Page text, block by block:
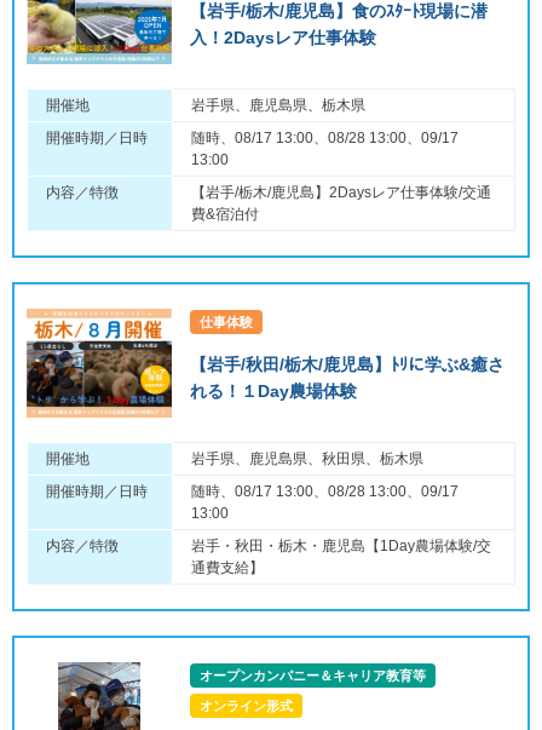
【岩手/栃木/鹿児島】食のｽﾀｰﾄ現場に潜
入！2Daysレア仕事体験
開催地
岩手県、鹿児島県、栃木県
開催時期／日時
随時、08/17 13:00、08/28 13:00、09/17
13:00
内容／特徴
【岩手/栃木/鹿児島】2Daysレア仕事体験/交通
費&宿泊付
仕事体験
【岩手/秋田/栃木/鹿児島】ﾄﾘに学ぶ&癒さ
れる！１Day農場体験
開催地
岩手県、鹿児島県、秋田県、栃木県
開催時期／日時
随時、08/17 13:00、08/28 13:00、09/17
13:00
内容／特徴
岩手・秋田・栃木・鹿児島【1Day農場体験/交
通費支給】
オープンカンパニー＆キャリア教育等
オンライン形式